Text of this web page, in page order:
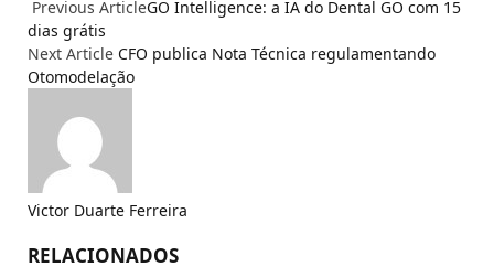
Previous ArticleGO Intelligence: a IA do Dental GO com 15
dias grátis
Next Article CFO publica Nota Técnica regulamentando
Otomodelação
Victor Duarte Ferreira
RELACIONADOS